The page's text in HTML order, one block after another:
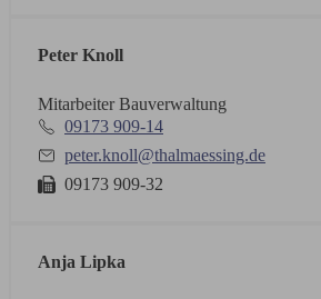
Peter Knoll
Mitarbeiter Bauverwaltung
09173 909-14
peter.knoll@thalmaessing.de
09173 909-32
Anja Lipka